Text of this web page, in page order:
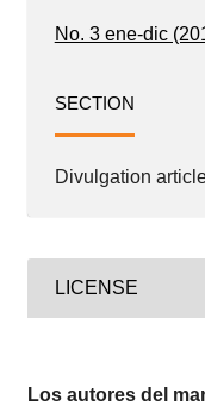
No. 3 ene-dic
SECTION
Divulgation
LICENSE
Los autores del